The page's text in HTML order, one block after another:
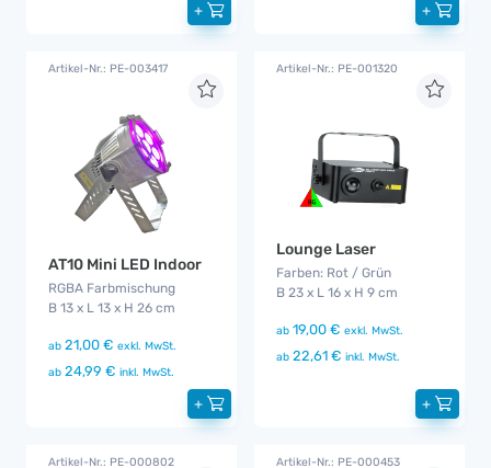
+ +
Artikel-Nr.: PE-003417
AT10 Mini LED Indoor
RGBA Farbmischung
B 13 x L 13 x H 26 cm
ab 21,00 € exkl. MwSt.
ab 24,99 € inkl. MwSt.
+
Artikel-Nr.: PE-001320
Lounge Laser
Farben: Rot / Grün
B 23 x L 16 x H 9 cm
ab 19,00 € exkl. MwSt.
ab 22,61 € inkl. MwSt.
+
Artikel-Nr.: PE-000802 Artikel-Nr.: PE-000453